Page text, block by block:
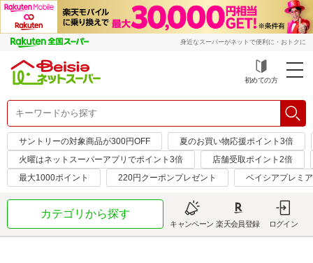
身近なスーパーがネットで便利に・おトクに
初めての方
サントリーの対象商品が300円OFF
夏のお買い物応援ポイント3倍
火曜はネットスーパーアプリでポイント3倍
店舗受取ポイント2倍
最大1000ポイント
220円クーポンプレゼント ベイシアプレミ
カテゴリから探す
キャンペーン 楽天会員登録 ログイン